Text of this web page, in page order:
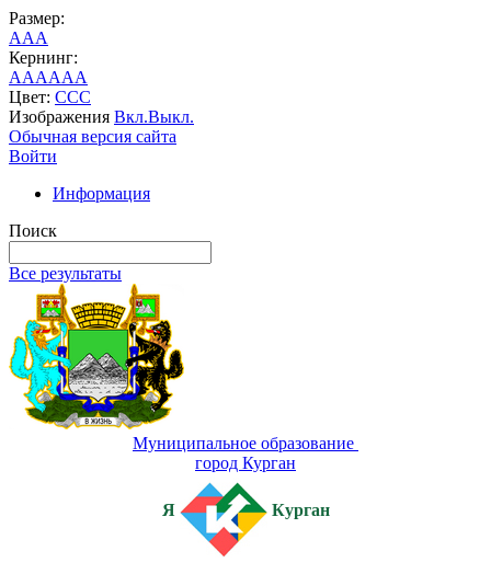
Размер:
AAA
Кернинг:
AAAAAA
Цвет: CCC
Изображения Вкл.Выкл.
Обычная версия сайта
Войти
Информация
Поиск
Все результаты
Муниципальное образование
город Курган
Я Курган